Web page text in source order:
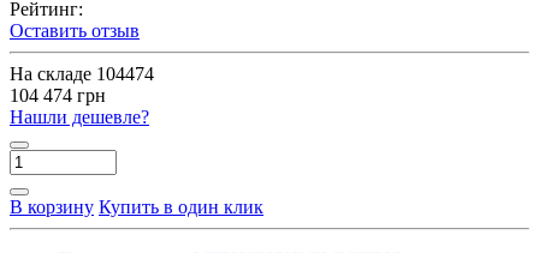
Рейтинг:
Оставить отзыв
На складе 104474
104 474 грн
Нашли дешевле?
В корзину Купить в один клик